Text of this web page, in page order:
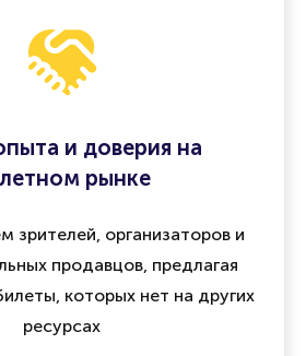
и доверия на
рынке
зрителей, организаторов и
продавцов, предлагая
которых нет на других
ресурсах